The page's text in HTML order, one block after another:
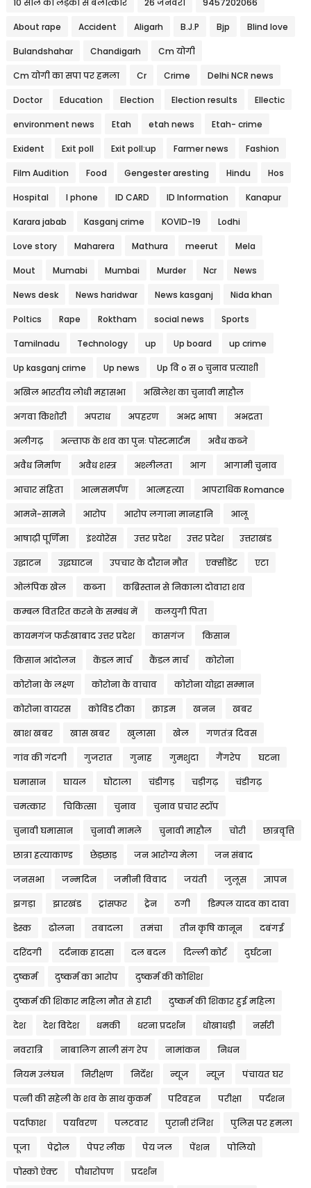
10 साल की लड़की से बलात्कार 26 जनवरी 9457202066
About rape Accident Aligarh B.J.P Bjp Blind love
Bulandshahar Chandigarh Cm योगी
Cm योगी का सपा पर हमला Cr Crime Delhi NCR news
Doctor Education Election Election results Ellectic
environment news Etah etah news Etah- crime
Exident Exit poll Exit poll:up Farmer news Fashion
Film Audition Food Gengester aresting Hindu Hos
Hospital I phone ID CARD ID Information Kanapur
Karara jabab Kasganj crime KOVID-19 Lodhi
Love story Maharera Mathura meerut Mela
Mout Mumabi Mumbai Murder Ncr News
News desk News haridwar News kasganj Nida khan
Poltics Rape Roktham social news Sports
Tamilnadu Technology up Up board up crime
Up kasganj crime Up news Up वि o स o चुनाव प्रत्याशी
अखिल भारतीय लोधी महासभा अखिलेश का चुनावी माहौल
अगवा किशोरी अपराध अपहरण अभद्र भाषा अभद्रता
अलीगढ़ अल्ताफ के शव का पुनः पोस्टमार्टम अवैध कब्जे
अवैध निर्माण अवैध शस्त्र अश्लीलता आग आगामी चुनाव
आचार संहिता आत्मसमर्पण आत्महत्या आपराधिक Romance
आमने-सामने आरोप आरोप लगाना मानहानि आलू
आषाढ़ी पूर्णिमा इंश्योरेंस उत्तर प्रदेश उत्तर प्रदेश उत्तराखंड
उद्घाटन उद्धघाटन उपचार के दौरान मौत एक्सीडेंट एटा
ओलंपिक खेल कब्जा कब्रिस्तान से निकाला दोवारा शव
कम्बल वितरित करने के सम्बंध में कलयुगी पिता
कायमगंज फर्रुखाबाद उत्तर प्रदेश कासगंज किसान
किसान आंदोलन केंडल मार्च कैंडल मार्च कोरोना
कोरोना के लक्ष्ण कोरोना के वाचाव कोरोना योद्धा सम्मान
कोरोना वायरस कोविड टीका क्राइम खनन खबर
खाश खबर खास खबर खुलासा खेल गणतंत्र दिवस
गांव की गंदगी गुजरात गुनाह गुमशुदा गैंगरेप घटना
घमासान घायल घोटाला चंडीगड़ चड़ीगढ़ चंडीगढ़
चमत्कार चिकित्सा चुनाव चुनाव प्रचार स्टॉप
चुनावी घमासान चुनावी मामले चुनावी माहौल चोरी छात्रवृत्ति
छात्रा हत्याकाण्ड छेड़छाड़ जन आरोग्य मेला जन संबाद
जनसभा जन्मदिन जमीनी विवाद जयंती जुलूस ज्ञापन
झगड़ा झारखंड ट्रांसफर ट्रेन ठगी डिम्पल यादव का दावा
डेस्क ढोलना तबादला तमंचा तीन कृषि कानून दबंगई
दरिंदगी दर्दनाक हादसा दल बदल दिल्ली कोर्ट दुर्घटना
दुष्कर्म दुष्कर्म का आरोप दुष्कर्म की कोशिश
दुष्कर्म की शिकार महिला मौत से हारी दुष्कर्म की शिकार हुई महिला
देश देश विदेश धमकी धरना प्रदर्शन धोखाधड़ी नर्सरी
नवरात्रि नाबालिग साली संग रेप नामांकन निधन
नियम उलंघन निरीक्षण निर्देश न्यूज न्यूज़ पंचायत घर
पत्नी की सहेली के शव के साथ कुकर्म परिवहन परीक्षा पर्दशन
पर्दाफाश पर्यावरण पलटवार पुरानी रंजिश पुलिस पर हमला
पूजा पेट्रोल पेपर लीक पेय जल पेंशन पोलियो
पोस्को ऐक्ट पौधारोपण प्रदर्शन